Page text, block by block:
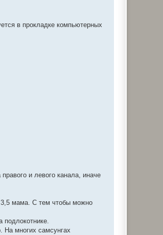
в прокладке компьютерных
и левого канала, иначе
3,5 мама. С тем чтобы можно
подлокотнике.
На многих самсунгах